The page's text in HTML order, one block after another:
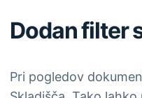
Dodan filter
Pri pogledov